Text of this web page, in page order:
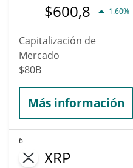
$600,8 1.60%
Capitalización de
Mercado
$80B
Más información
6
XRP